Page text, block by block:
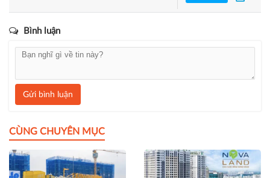
Bình luận
Gửi bình luận
CÙNG CHUYÊN MỤC